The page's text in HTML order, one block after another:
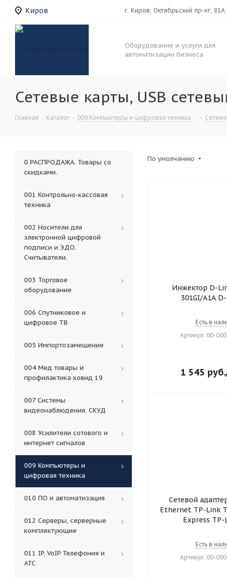
Киров г. Киров, Октябрьский пр-кт, 81А
Оборудование и услуги для
автоматизации бизнеса
Сетевые карты, USB
Главная - Каталог - 009 Компьютеры и цифровая техника -
По умолчанию
Инжектор D-
301GI/A1A
Есть в
Артикул: 00-
1 545 руб.
Сетевой
Ethernet TP-Link
Express TP-
Есть в
Артикул: 00-
0 РАСПРОДАЖА. Товары со
скидками.
001 Контрольно-кассовая
техника
002 Носители для
электронной цифровой
подписи и ЭДО.
Считыватели.
003 Торговое
оборудование
006 Спутниковое и
цифровое ТВ
005 Импортозамещение
004 Мед товары и
профилактика ковид 19
007 Системы
видеонаблюдения. СКУД
008 Усилители сотового и
интернет сигналов
009 Компьютеры и
цифровая техника
010 ПО и автоматизация
012 Серверы, серверные
комплектующие
011 IP, VoIP Телефония и
АТС